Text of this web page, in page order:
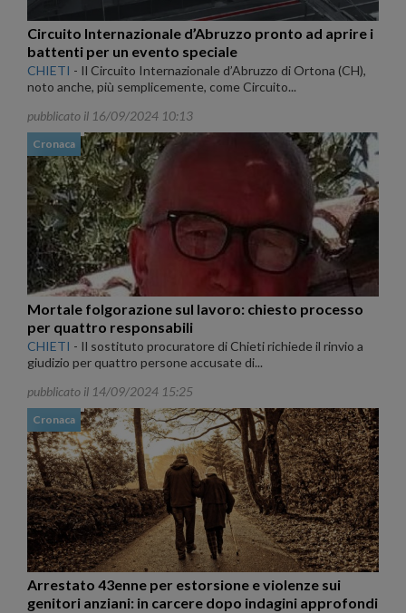
Circuito Internazionale d’Abruzzo pronto ad aprire i
battenti per un evento speciale
CHIETI - Il Circuito Internazionale d’Abruzzo di Ortona (CH),
noto anche, più semplicemente, come Circuito...
pubblicato il 16/09/2024 10:13
Cronaca
Mortale folgorazione sul lavoro: chiesto processo
per quattro responsabili
CHIETI - Il sostituto procuratore di Chieti richiede il rinvio a
giudizio per quattro persone accusate di...
pubblicato il 14/09/2024 15:25
Cronaca
Arrestato 43enne per estorsione e violenze sui
genitori anziani: in carcere dopo indagini approfondi